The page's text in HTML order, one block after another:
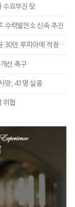
수요부진 탓
수력발전소 신속 추진
루피아에 적정성 제기
선 촉구
망, 41명 실종
위협